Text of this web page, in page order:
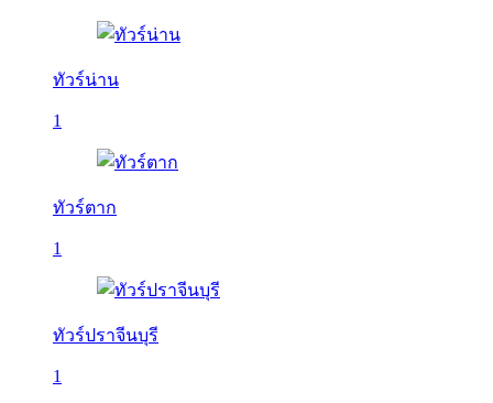
ทัวร์น่าน
1
ทัวร์ตาก
1
ทัวร์ปราจีนบุรี
1